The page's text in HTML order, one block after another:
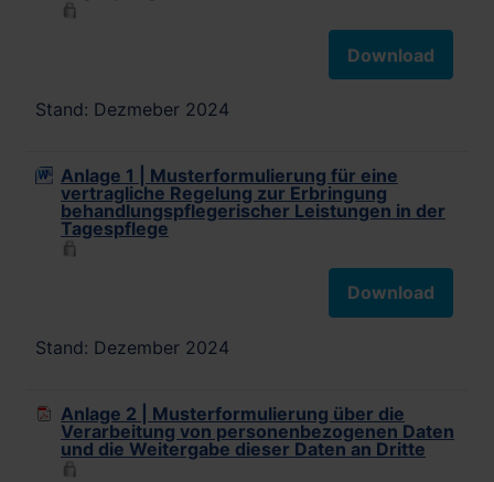
Download
Stand: Dezmeber 2024
Anlage 1 | Musterformulierung für eine
vertragliche Regelung zur Erbringung
behandlungspflegerischer Leistungen in der
Tagespflege
Download
Stand: Dezember 2024
Anlage 2 | Musterformulierung über die
Verarbeitung von personenbezogenen Daten
und die Weitergabe dieser Daten an Dritte